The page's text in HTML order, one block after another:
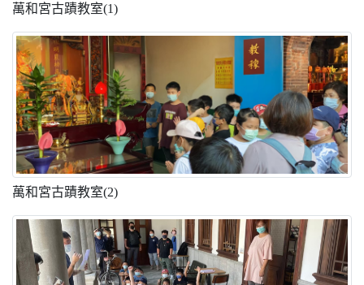
萬和宮古蹟教室(1)
萬和宮古蹟教室(2)